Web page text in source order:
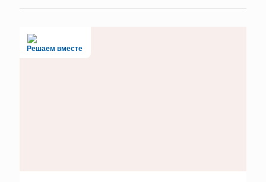
Решаем вместе